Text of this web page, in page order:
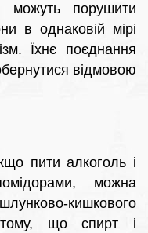
можуть порушити
в однаковій мірі
Їхнє поєднання
відмовою
пити алкоголь і
можна
кишкового
тому, що спирт і